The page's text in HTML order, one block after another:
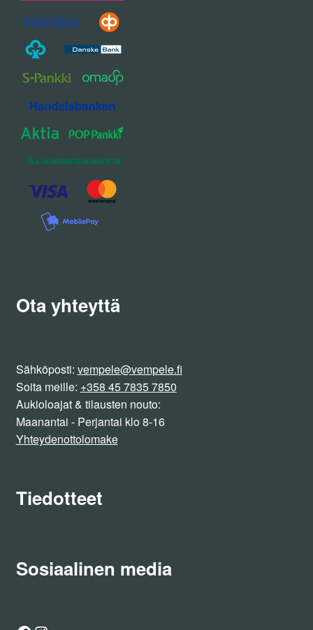
Ota yhteyttä
Sähköposti: vempele@vempele.fi
Soita meille: +358 45 7835 7850
Aukioloajat & tilausten nouto:
Maanantai - Perjantai klo 8-16
Yhteydenottolomake
Tiedotteet
Sosiaalinen media